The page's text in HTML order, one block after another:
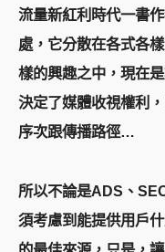
流量新紅利時代一書
處，它分散在各式各
樣的興趣之中，現在
決定了媒體收視權利
序次跟傳播路徑…
所以不論是ADS、
須考慮到能提供用戶